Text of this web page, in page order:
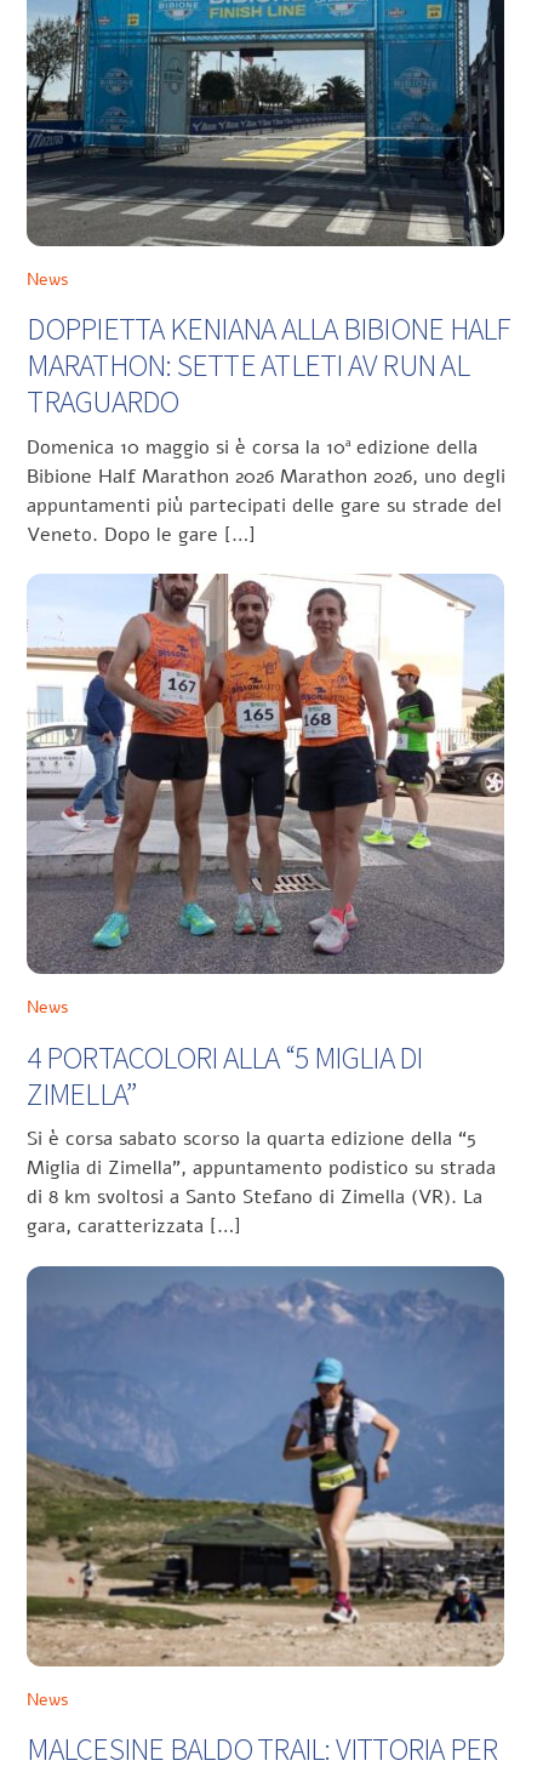
News
DOPPIETTA KENIANA ALLA BIBIONE HALF
MARATHON: SETTE ATLETI AV RUN AL
TRAGUARDO
Domenica 10 maggio si è corsa la 10ª edizione della
Bibione Half Marathon 2026 Marathon 2026, uno degli
appuntamenti più partecipati delle gare su strade del
Veneto. Dopo le gare […]
News
4 PORTACOLORI ALLA “5 MIGLIA DI
ZIMELLA”
Si è corsa sabato scorso la quarta edizione della “5
Miglia di Zimella”, appuntamento podistico su strada
di 8 km svoltosi a Santo Stefano di Zimella (VR). La
gara, caratterizzata […]
News
MALCESINE BALDO TRAIL: VITTORIA PER